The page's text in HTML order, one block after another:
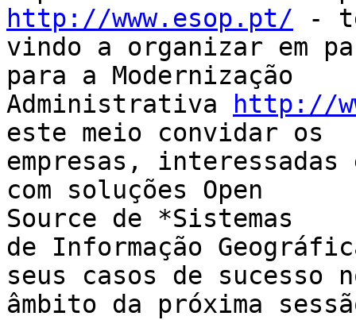
http://www.esop.pt/ -
vindo a organizar em
para a Modernização
Administrativa
http://
este meio convidar os
empresas,
com soluções Open
Source de *Sistemas
de Informação
seus casos de sucesso
âmbito da próxima